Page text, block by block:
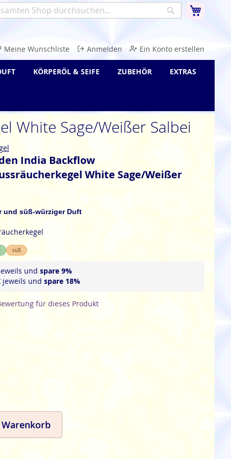
Suche
Meine Wunschliste Anmelden Ein Konto erstellen
White Sage/Weißer Salbei
India Backflow
White Sage/Weißer
und süß-würziger Duft
süß
und spare9%
jeweils und spare18%
für dieses Produkt
KÖRPERÖL & SEIFE ZUBEHÖR EXTRAS